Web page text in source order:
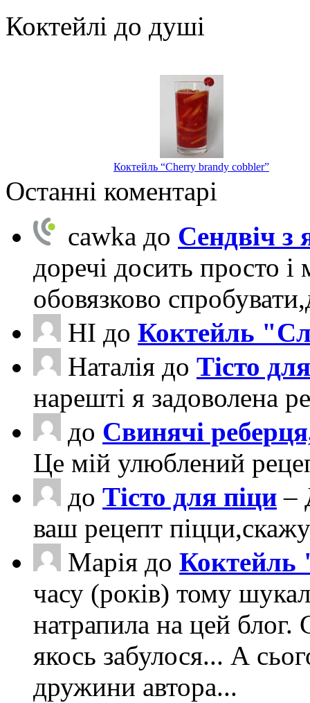
Коктейлі до душі
Коктейль “Cherry brandy cobbler”
Останні коментарі
cawka до Сендвіч з
доречі досить просто
обовязково
НІ до Коктейль
Наталія до Тісто
нарешті я задоволена
до Свинячі
Це мій улюблений
до Тісто для піци –
ваш рецепт
Марія до Коктейль
часу (років) тому
натрапила на цей блог.
якось забулося... А
дружини автора...